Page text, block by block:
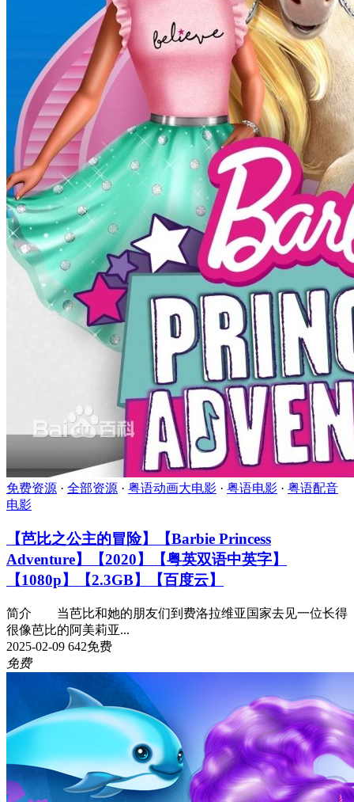
免费资源 · 全部资源 · 粤语动画大电影 · 粤语电影 · 粤语配音
电影
【芭比之公主的冒险】【Barbie Princess
Adventure】【2020】【粤英双语中英字】
【1080p】【2.3GB】【百度云】
简介 当芭比和她的朋友们到费洛拉维亚国家去见一位长得
很像芭比的阿美莉亚...
2025-02-09 642免费
免费